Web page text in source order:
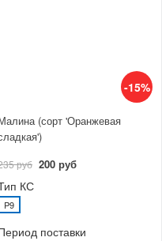
-15%
(сорт 'Оранжевая
руб 200 руб
КС
P9
поставки